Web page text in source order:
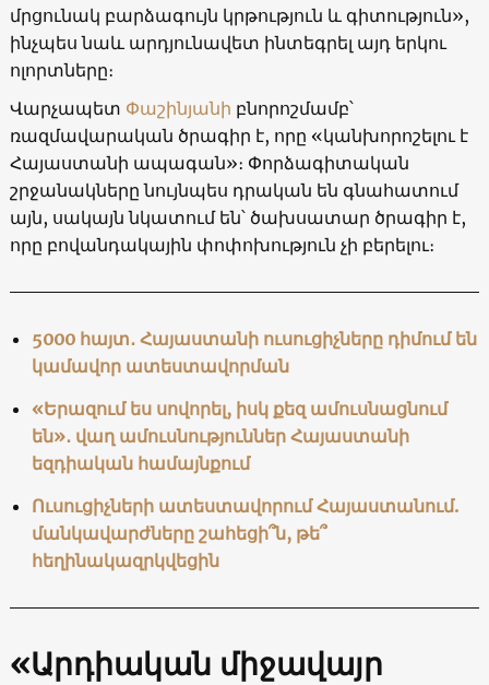
մրցունակ բարձագույն կրթություն և գիտություն»,
ինչպես նաև արդյունավետ ինտեգրել այդ երկու
ոլորտները։
Վարչապետ Փաշինյանի բնորոշմամբ՝
ռազմավարական ծրագիր է, որը «կանխորոշելու է
Հայաստանի ապագան»։ Փորձագիտական
շրջանակները նույնպես դրական են գնահատում
այն, սակայն նկատում են՝ ծախսատար ծրագիր է,
որը բովանդակային փոփոխություն չի բերելու։
5000 հայտ․ Հայաստանի ուսուցիչները դիմում են
կամավոր ատեստավորման
«Երազում ես սովորել, իսկ քեզ ամուսնացնում
են»․ վաղ ամուսնություններ Հայաստանի
եզդիական համայնքում
Ուսուցիչների ատեստավորում Հայաստանում.
մանկավարժները շահեցի՞ն, թե՞
հեղինակազրկվեցին
«Արդիական միջավայր